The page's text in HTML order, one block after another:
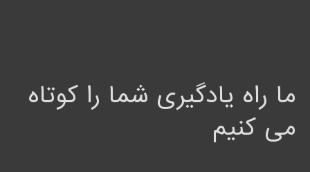
ما راه یادگیری شما را کوتاه
می کنیم